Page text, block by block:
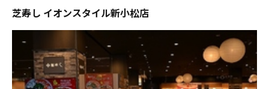
芝寿し イオンスタイル新小松店